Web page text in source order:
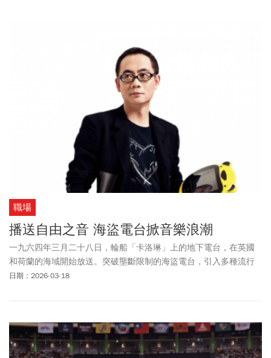
團等獨立樂團，更多卡司陣容、演出資訊、表演時間表、直播與轉
播平台、交管措施、活動Q&A一次看。
職場
播送自由之音 海盜電台掀音樂浪潮
一九六四年三月二十八日，輪船「卡洛琳」上的地下電台，在英國
和荷蘭的海域開始放送。突破壟斷限制的海盜電台，引入多種流行
音樂，屢遭追緝與風暴侵襲的經歷，也成為廣播史的傳奇故事。
日期：2026-03-18